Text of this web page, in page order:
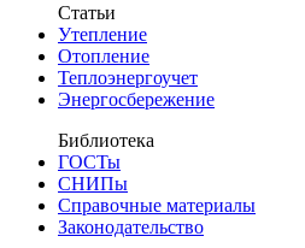
Статьи
Утепление
Отопление
Теплоэнергоучет
Энергосбережение
Библиотека
ГОСТы
СНИПы
Справочные материалы
Законодательство